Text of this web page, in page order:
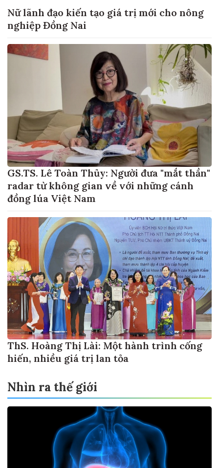
Nữ lãnh đạo kiến tạo giá trị mới cho nông
nghiệp Đồng Nai
GS.TS. Lê Toàn Thủy: Người đưa "mắt thần"
radar từ không gian về với những cánh
đồng lúa Việt Nam
ThS. Hoàng Thị Lài: Một hành trình cống
hiến, nhiều giá trị lan tỏa
Nhìn ra thế giới